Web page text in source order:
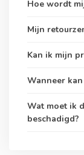
Hoe wordt
Mijn
Kan ik mijn
Wanneer
Wat moet ik
beschadigd?